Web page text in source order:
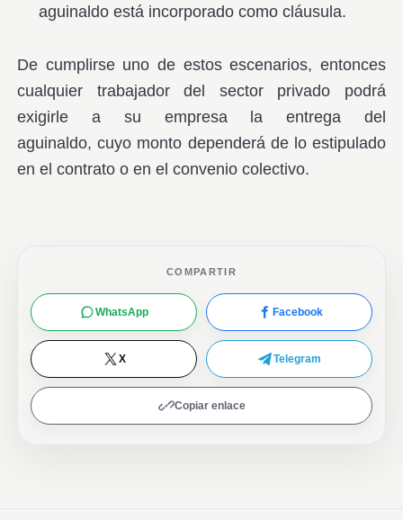
aguinaldo está incorporado como cláusula.
De cumplirse uno de estos escenarios, entonces
cualquier trabajador del sector privado podrá
exigirle a su empresa la entrega del
aguinaldo, cuyo monto dependerá de lo estipulado
en el contrato o en el convenio colectivo.
COMPARTIR
WhatsApp Facebook
X Telegram
Copiar enlace